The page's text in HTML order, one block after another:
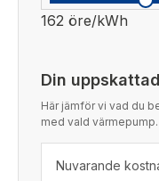
162 öre/kWh
Din
Här jämför vi vad du
med vald värmepump.
Nuvarande